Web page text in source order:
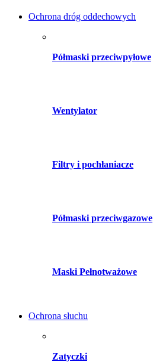
Ochrona dróg oddechowych
Półmaski przeciwpyłowe
Wentylator
Filtry i pochłaniacze
Półmaski przeciwgazowe
Maski Pełnotważowe
Ochrona słuchu
Zatyczki